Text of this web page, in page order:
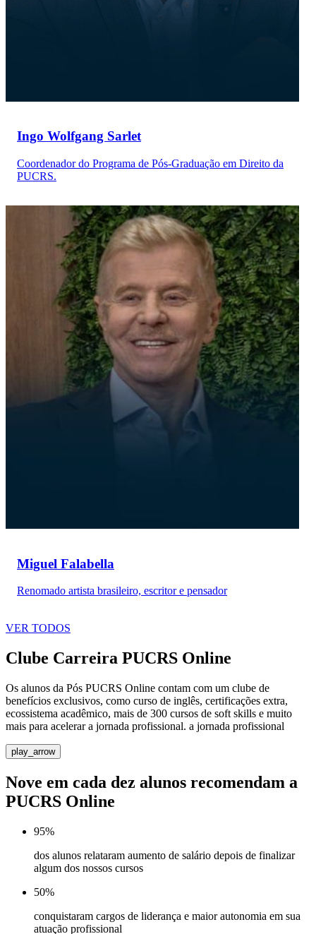
Ingo Wolfgang Sarlet
Coordenador do Programa de Pós-Graduação em Direito da
PUCRS.
Miguel Falabella
Renomado artista brasileiro, escritor e pensador
VER TODOS
Clube Carreira PUCRS Online
Os alunos da Pós PUCRS Online contam com um clube de
benefícios exclusivos, como curso de inglês, certificações extra,
ecossistema acadêmico, mais de 300 cursos de soft skills e muito
mais para acelerar a jornada profissional. ​a jornada profissional
play_arrow
Nove em cada dez alunos recomendam a
PUCRS Online
95%
dos alunos relataram aumento de salário depois de finalizar
algum dos nossos cursos
50%
conquistaram cargos de liderança e maior autonomia em sua
atuação profissional